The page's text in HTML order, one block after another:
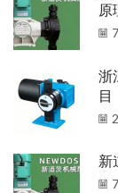
原
浙
目
新